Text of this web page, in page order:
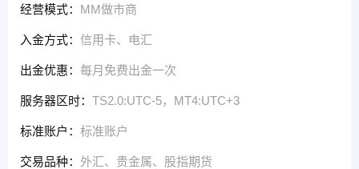
经营模式： MM做市商
入金方式： 信用卡、电汇
出金优惠： 每月免费出金一次
服务器区时： TS2.0:UTC-5，MT4:UTC+3
标准账户： 标准账户
交易品种： 外汇、贵金属、股指期货